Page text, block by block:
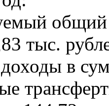
тыс.
в